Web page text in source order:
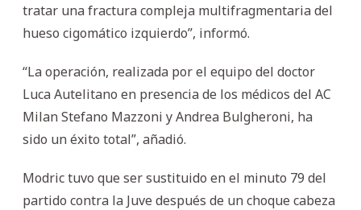
tratar una fractura compleja multifragmentaria del
hueso cigomático izquierdo”, informó.
“La operación, realizada por el equipo del doctor
Luca Autelitano en presencia de los médicos del AC
Milan Stefano Mazzoni y Andrea Bulgheroni, ha
sido un éxito total”, añadió.
Modric tuvo que ser sustituido en el minuto 79 del
partido contra la Juve después de un choque cabeza